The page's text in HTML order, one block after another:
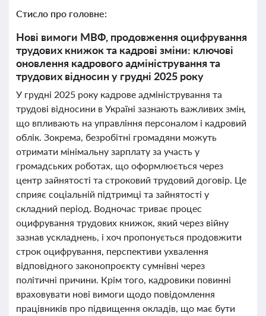
Стисло про головне:
Нові вимоги МВФ, продовження оцифрування
трудових книжок та кадрові зміни: ключові
оновлення кадрового адміністрування та
трудових відносин у грудні 2025 року
У грудні 2025 року кадрове адміністрування та
трудові відносини в Україні зазнають важливих змін,
що впливають на управління персоналом і кадровий
облік. Зокрема, безробітні громадяни можуть
отримати мінімальну зарплату за участь у
громадських роботах, що оформлюється через
центр зайнятості та строковий трудовий договір. Це
сприяє соціальній підтримці та зайнятості у
складний період. Водночас триває процес
оцифрування трудових книжок, який через війну
зазнав ускладнень, і хоч пропонується продовжити
строк оцифрування, перспективи ухвалення
відповідного законопроєкту сумнівні через
політичні причини. Крім того, кадровики повинні
враховувати нові вимоги щодо повідомлення
працівників про підвищення окладів, що має бути